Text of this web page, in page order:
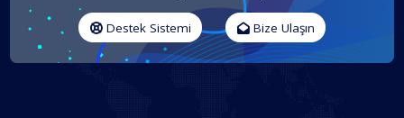
Destek Sistemi Bize Ulaşın